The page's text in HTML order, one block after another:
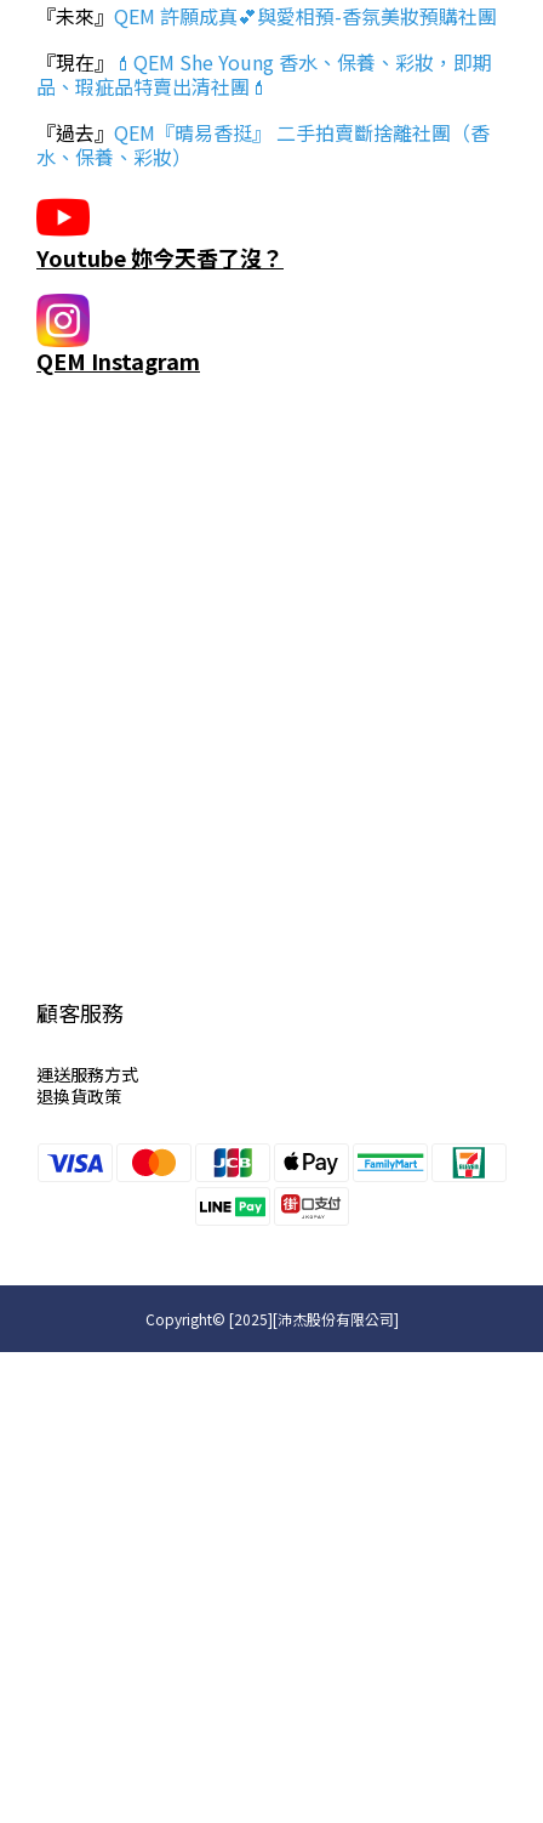
『未來』 QEM 許願成真💕與愛相預-香氛美妝預購社團
『現在』 💄QEM She Young 香水、保養、彩妝，即期
品、瑕疵品特賣出清社團💄
『過去』 QEM『晴易香挺』 二手拍賣斷捨離社團（香
水、保養、彩妝）
Youtube 妳今天香了沒？
QEM Instagram
顧客服務
運送服務方式
退換貨政策
Copyright© [2025][沛杰股份有限公司]